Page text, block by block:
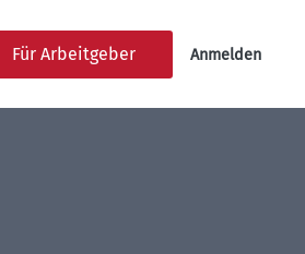
Für Arbeitgeber Anmelden